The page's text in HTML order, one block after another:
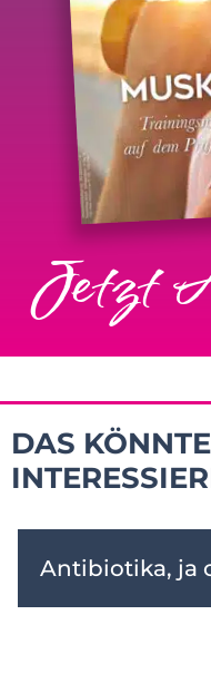
Jetzt
DAS
Antibiotika, ja